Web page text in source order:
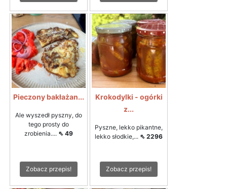
Pieczony bakłażan...
Ale wyszedł pyszny, do
tego prosty do
zrobienia.... ⇖ 49
Zobacz przepis!
Krokodylki - ogórki
z...
Pyszne, lekko pikantne,
lekko słodkie,... ⇖ 2296
Zobacz przepis!